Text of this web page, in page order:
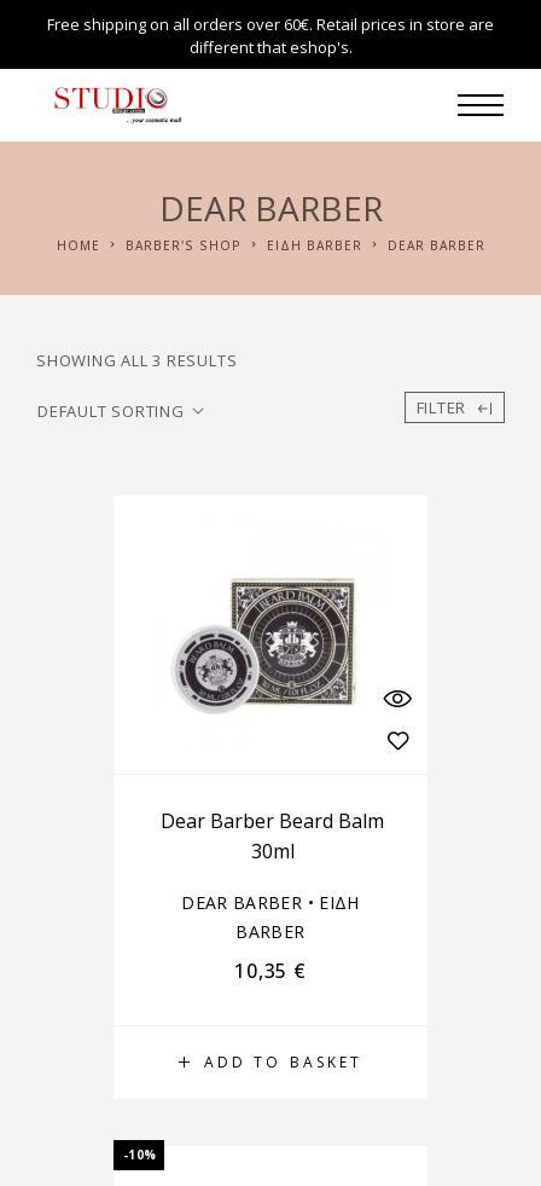
Free shipping on all orders over 60€. Retail prices in store are
different that eshop's.
DEAR BARBER
HOME BARBER'S SHOP ΕΙΔΗ BARBER DEAR BARBER
SHOWING ALL 3 RESULTS
FILTER
ADD TO BASKET
Dear Barber Beard Balm
30ml
DEAR BARBER • ΕΙΔΗ
BARBER
10,35 €
-10%